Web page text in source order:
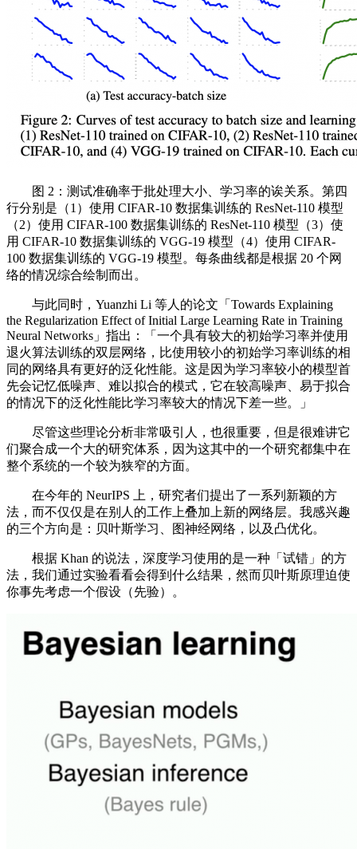
图 2：测试准确率于批处理大小、学习率的诶关系。第四
行分别是（1）使用 CIFAR-10 数据集训练的 ResNet-110 模型
（2）使用 CIFAR-100 数据集训练的 ResNet-110 模型（3）使
用 CIFAR-10 数据集训练的 VGG-19 模型（4）使用 CIFAR-
100 数据集训练的 VGG-19 模型。每条曲线都是根据 20 个网
络的情况综合绘制而出。
与此同时，Yuanzhi Li 等人的论文「Towards Explaining
the Regularization Effect of Initial Large Learning Rate in Training
Neural Networks」指出：「一个具有较大的初始学习率并使用
退火算法训练的双层网络，比使用较小的初始学习率训练的相
同的网络具有更好的泛化性能。这是因为学习率较小的模型首
先会记忆低噪声、难以拟合的模式，它在较高噪声、易于拟合
的情况下的泛化性能比学习率较大的情况下差一些。」
尽管这些理论分析非常吸引人，也很重要，但是很难讲它
们聚合成一个大的研究体系，因为这其中的一个研究都集中在
整个系统的一个较为狭窄的方面。
在今年的 NeurIPS 上，研究者们提出了一系列新颖的方
法，而不仅仅是在别人的工作上叠加上新的网络层。我感兴趣
的三个方向是：贝叶斯学习、图神经网络，以及凸优化。
根据 Khan 的说法，深度学习使用的是一种「试错」的方
法，我们通过实验看看会得到什么结果，然而贝叶斯原理迫使
你事先考虑一个假设（先验）。